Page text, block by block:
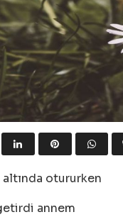
altında otururken
annem